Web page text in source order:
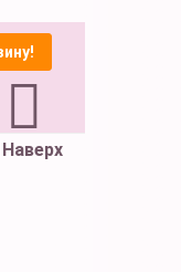
Наверх